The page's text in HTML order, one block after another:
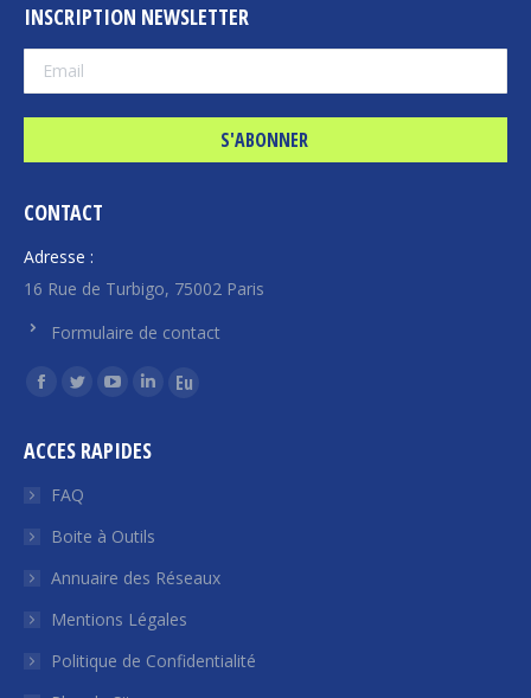
INSCRIPTION NEWSLETTER
CONTACT
Adresse :
16 Rue de Turbigo, 75002 Paris
Formulaire de contact
Trouvez nous sur :
La
Facebook
s'ouvre
une
nouvelle
fenêtre
La
Twitter
s'ouvre
une
nouvelle
fenêtre
La
YouTube
une
nouvelle
fenêtre
La
LinkedIn
une
nouvelle
fenêtre
La
nouvelle
fenêtre
ACCES RAPIDES
FAQ
Boite à Outils
Annuaire des Réseaux
Mentions Légales
Politique de Confidentialité